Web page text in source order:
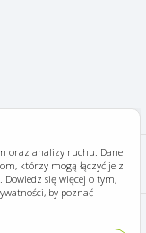
oraz analizy ruchu. Dane
którzy mogą łączyć je z
się więcej o tym,
by poznać